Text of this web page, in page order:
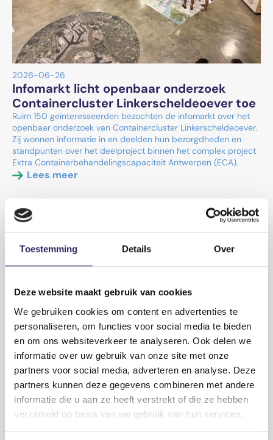
Toestemming Details Over
Deze website maakt gebruik van cookies
We gebruiken cookies om content en advertenties te
personaliseren, om functies voor social media te bieden
en om ons websiteverkeer te analyseren. Ook delen we
informatie over uw gebruik van onze site met onze
partners voor social media, adverteren en analyse. Deze
partners kunnen deze gegevens combineren met andere
informatie die u aan ze heeft verstrekt of die ze hebben
verzameld op basis van uw gebruik van hun services.
2026-06-26
Infomarkt licht openbaar onderzoek
Containercluster Linkerscheldeoever toe
Ruim 150 geïnteresseerden bezochten de infomarkt over het
openbaar onderzoek van Containercluster Linkerscheldeoever.
Zij wonnen informatie in en deelden hun bezorgdheden en
standpunten over het deelproject binnen het complex project
Extra Containerbehandelingscapaciteit Antwerpen (ECA).
Lees meer
2026-05-29
Vlaamse Regering stelt ontwerp van
projectbesluit CCL vast
De Vlaamse Regering heeft op vrijdag 29 mei het ontwerp van